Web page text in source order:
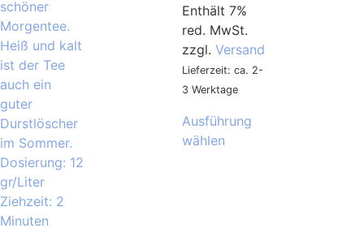
Enthält 7%
red. MwSt.
zzgl. Versand
Lieferzeit: ca. 2-
3 Werktage
Ausführung
wählen